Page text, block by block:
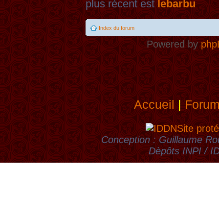
plus récent estlebarbu
Index du forum
Powered by
Accueil|
Site
Conception : Guillaume
Dèpôts INPI /